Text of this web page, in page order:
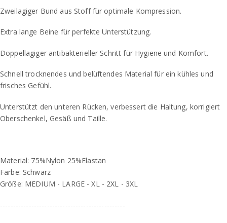
Zweilagiger Bund aus Stoff für optimale Kompression.
Extra lange Beine für perfekte Unterstützung.
Doppellagiger antibakterieller Schritt für Hygiene und Komfort.
Schnell trocknendes und belüftendes Material für ein kühles und
frisches Gefühl.
Unterstützt den unteren Rücken, verbessert die Haltung, korrigiert
Oberschenkel, Gesäß und Taille.
Material: 75%Nylon 25%Elastan
Farbe: Schwarz
Größe: MEDIUM - LARGE - XL - 2XL - 3XL
------------------------------------------------